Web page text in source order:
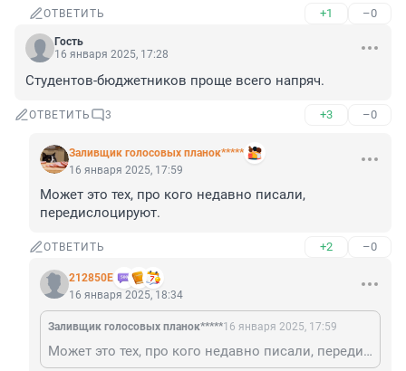
ОТВЕТИТЬ +1 –0
Гость
16 января 2025, 17:28
Студентов-бюджетников проще всего напряч.
ОТВЕТИТЬ 3 +3 –0
Заливщик голосовых планок*****
16 января 2025, 17:59
Может это тех, про кого недавно писали,
передислоцируют.
ОТВЕТИТЬ +2 –0
212850Е
16 января 2025, 18:34
Заливщик голосовых планок*****16 января 2025, 17:59
Может это тех, про кого недавно писали, передислоцируют.